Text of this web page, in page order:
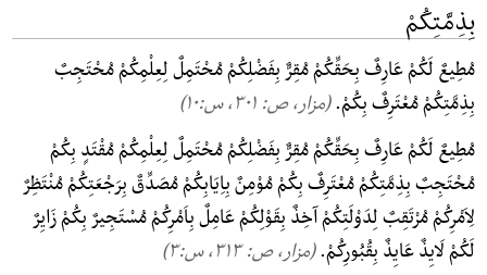
بِذِمَّتِکُمْ
مُطِیعٌ لَکُمْ عَارِفٌ بِحَقِّکُمْ مُقِرٌّ بِفَضْلِکُمْ مُحْتَمِلٌ لِعِلْمِکُمْ مُحْتَجِبٌ
بِذِمَّتِکُمْ مُعْتَرِفٌ بِکُمْ.(مزار، ص: ۳۰۱, س:۱۰)
مُطِیعٌ لَکُمْ عَارِفٌ بِحَقِّکُمْ مُقِرٌّ بِفَضْلِکُمْ مُحْتَمِلٌ لِعِلْمِکُمْ مُقْتَدٍ بِکُمْ
مُحْتَجِبٌ بِذِمَّتِکُمْ مُعْتَرِفٌ بِکُمْ مُوْمِنٌ بِاِیَابِکُمْ مُصَدِّقٌ بِرَجْعَتِکُمْ مُنْتَظِرٌ
لِاَمْرِکُمْ مُرْتَقِبٌ لِدَوْلَتِکُمْ آخِذٌ بِقَوْلِکُمْ عَامِلٌ بِاَمْرِکُمْ مُسْتَجِیرٌ بِکُمْ زَایِرٌ
لَکُمْ لَایِذٌ عَایِذٌ بِقُبُورِکُمْ.(مزار، ص: ۳۱۳, س:۳)